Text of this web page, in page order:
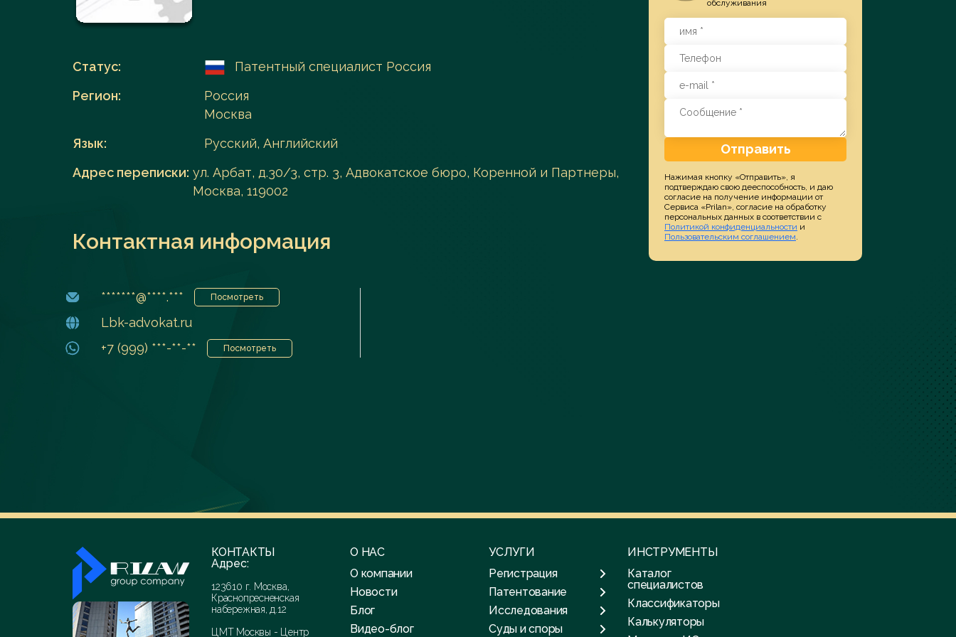
Заказать услугу
Перейти в каталог
Статус:
Патентный специалист Россия
Регион:
Россия
Москва
Язык:
Русский, Английский
Адрес переписки: ул. Арбат, д.30/3, стр. 3, Адвокатское бюро, Коренной и Партнеры,
Москва, 119002
Контактная информация
*******@****.*** Посмотреть
Lbk-advokat.ru
+7 (999) ***-**-**
Посмотреть
обслуживания
Отправить
Нажимая кнопку «Отправить», я
подтверждаю свою дееспособность, и даю
согласие на получение информации от
Сервиса «Prilan», согласие на обработку
персональных данных в соответствии с
Политикой конфиденциальности и
Пользовательским соглашением.
КОНТАКТЫ
Адрес:
123610 г. Москва,
Краснопресненская
набережная, д.12
ЦМТ Москвы - Центр
О НАС
О компании
Новости
Блог
Видео-блог
УСЛУГИ
Регистрация
Патентование
Исследования
Суды и споры
ИНСТРУМЕНТЫ
Каталог
специалистов
Классификаторы
Калькуляторы